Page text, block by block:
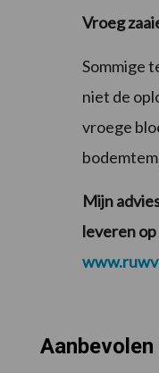
Vroeg
Sommige
niet de
vroege
Mijn
leveren op